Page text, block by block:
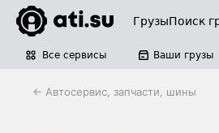
ГрузыПоиск
Все сервисы Ваши грузы
← Автосервис, запчасти, шины